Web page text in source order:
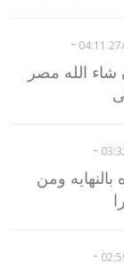
27/
-
الله مصر
-
بالنهايه ومن
-